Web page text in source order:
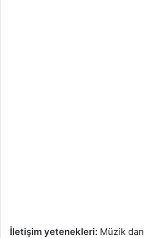
İletişim yetenekleri: Müzik